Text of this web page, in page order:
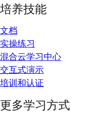
培养技能
文档
实操练习
混合云学习中心
交互式演示
培训和认证
更多学习方式